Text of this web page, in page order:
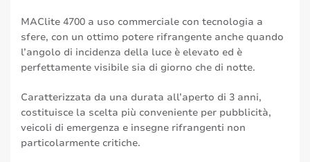
MAClite 4700 a uso commerciale con tecnologia a
sfere, con un ottimo potere rifrangente anche quando
l’angolo di incidenza della luce è elevato ed è
perfettamente visibile sia di giorno che di notte.
Caratterizzata da una durata all’aperto di 3 anni,
costituisce la scelta più conveniente per pubblicità,
veicoli di emergenza e insegne rifrangenti non
particolarmente critiche.